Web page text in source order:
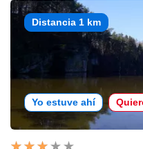
Distancia 1 km
Yo estuve ahí